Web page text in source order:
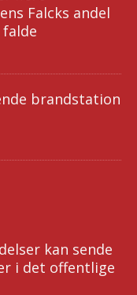
Falcks andel
brandstation
kan sende
i det offentlige